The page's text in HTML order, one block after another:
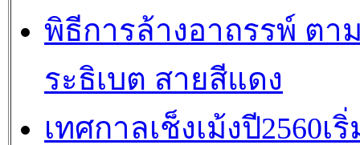
พิธีการล้างอาถรรพ์ ตา
ระธิเบต สายสีแดง
เทศกาลเช็งเม้งปี2560เ